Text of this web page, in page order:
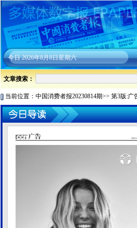
今日2026年8月8日星期六
文章搜索：
当前位置： 中国消费者报20230814期>> 第3版:广